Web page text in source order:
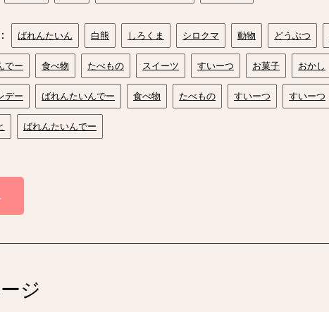
ばれんたいん 白熊 しろくま シロクマ 動物 どうぶつ
でー 食べ物 たべもの スイーツ すいーつ お菓子 おかし
デー ばれんたいんでー 食べ物 たべもの すいーつ すいーつ
ばれんたいんでー
ジ